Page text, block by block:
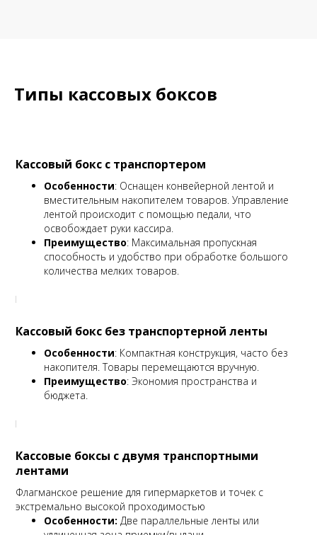
Типы кассовых боксов
Кассовый бокс с транспортером
Особенности: Оснащен конвейерной лентой и
вместительным накопителем товаров. Управление
лентой происходит с помощью педали, что
освобождает руки кассира.
Преимущество: Максимальная пропускная
способность и удобство при обработке большого
количества мелких товаров.
Кассовый бокс без транспортерной ленты
Особенности: Компактная конструкция, часто без
накопителя. Товары перемещаются вручную.
Преимущество: Экономия пространства и
бюджета.
Кассовые боксы с двумя транспортными
лентами
Флагманское решение для гипермаркетов и точек с
экстремально высокой проходимостью
Особенности: Две параллельные ленты или